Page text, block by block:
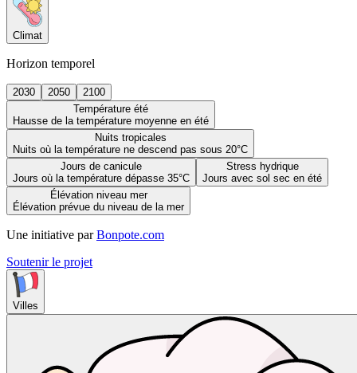
Climat
Horizon temporel
2030 2050
2100
Température été
Hausse de la température moyenne en été
Nuits tropicales
Nuits où la température ne descend pas sous 20°C
Jours de canicule
Jours où la température dépasse 35°C
Stress hydrique
Jours avec sol sec en été
Élévation niveau mer
Élévation prévue du niveau de la mer
Une initiative par Bonpote.com
Soutenir le projet
Villes